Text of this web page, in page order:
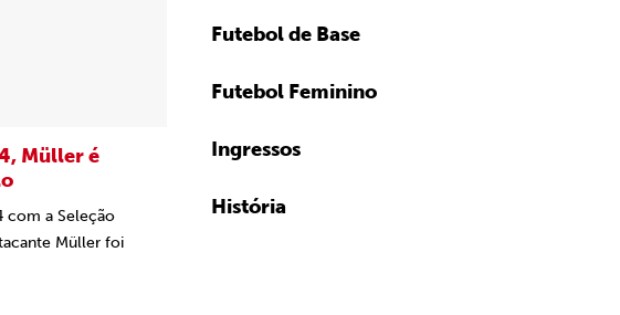
Müller é
com a Seleção
Müller foi
Futebol de Base
Futebol Feminino
Ingressos
História